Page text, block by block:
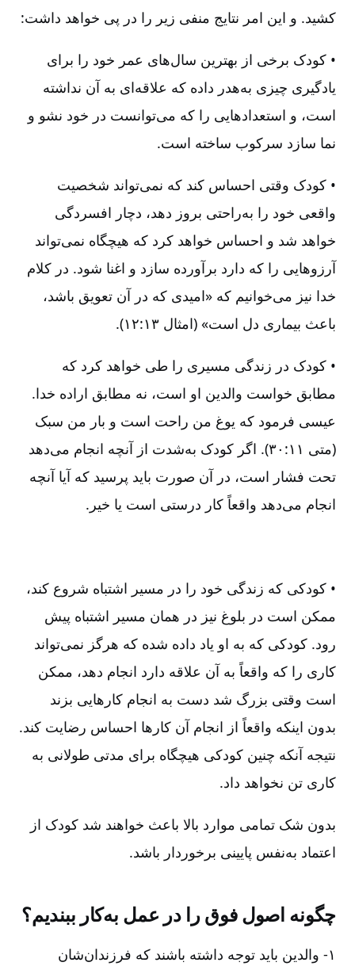
کشید. و این امر نتایج منفی زیر را در پی خواهد داشت:
• کودک برخی از بهترین سال‌های عمر خود را برای
یادگیری چیزی به‌هدر داده که علاقه‌ای به آن نداشته
است، و استعدادهایی را که می‌توانست در خود نشو و
نما سازد سرکوب ساخته است.
• کودک وقتی احساس کند که نمی‌تواند شخصیت
واقعی خود را به‌راحتی بروز دهد، دچار افسردگی
خواهد شد و احساس خواهد کرد که هیچگاه نمی‌تواند
آرزوهایی را که دارد برآورده سازد و اغنا شود. در کلام
خدا نیز می‌خوانیم که «امیدی که در آن تعویق باشد،
باعث بیماری دل است» (امثال ۱۳‌:‏۱۲).
• کودک در زندگی مسیری را طی خواهد کرد که
مطابق خواست والدین او است، نه مطابق اراده خدا.
عیسی فرمود که یوغ من راحت است و بار من سبک
(متی ۱۱‌:‏۳۰). اگر کودک به‌شدت از آنچه انجام می‌دهد
تحت فشار است، در آن صورت باید پرسید که آیا آنچه
انجام می‌دهد واقعاً کار درستی است یا خیر.
• کودکی که زندگی خود را در مسیر اشتباه شروع کند،
ممکن است در بلوغ نیز در همان مسیر اشتباه پیش
رود. کودکی که به او یاد داده شده که هرگز نمی‌تواند
کاری را که واقعاً به آن علاقه دارد انجام دهد، ممکن
است وقتی بزرگ شد دست به انجام کارهایی بزند
بدون اینکه واقعاً از انجام آن کارها احساس رضایت کند.
نتیجه آنکه چنین کودکی هیچگاه برای مدتی طولانی به
کاری تن نخواهد داد.
بدون شک تمامی موارد بالا باعث خواهند شد کودک از
اعتماد به‌نفس پایینی برخوردار باشد.
چگونه اصول فوق را در عمل به‌کار ببندیم؟
۱- والدین باید توجه داشته باشند که فرزندان‌شان